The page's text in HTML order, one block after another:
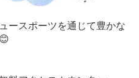
ースポーツを通じて豊かな